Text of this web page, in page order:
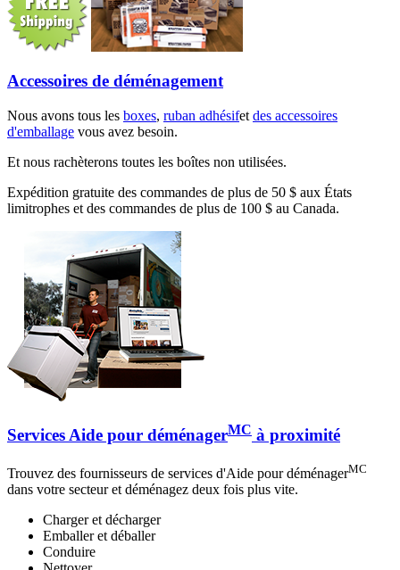
Accessoires de déménagement
Nous avons tous les boxes, ruban adhésifet des accessoires
d'emballage vous avez besoin.
Et nous rachèterons toutes les boîtes non utilisées.
Expédition gratuite des commandes de plus de 50 $ aux États
limitrophes et des commandes de plus de 100 $ au Canada.
Services Aide pour déménagerMC à proximité
Trouvez des fournisseurs de services d'Aide pour déménagerMC
dans votre secteur et déménagez deux fois plus vite.
Charger et décharger
Emballer et déballer
Conduire